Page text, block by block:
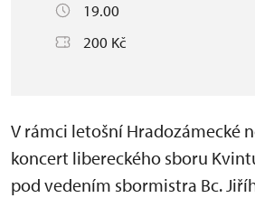
19.00
200 Kč
V rámci letošní Hradozámecké
koncert libereckého sboru
pod vedením sbormistra Bc.